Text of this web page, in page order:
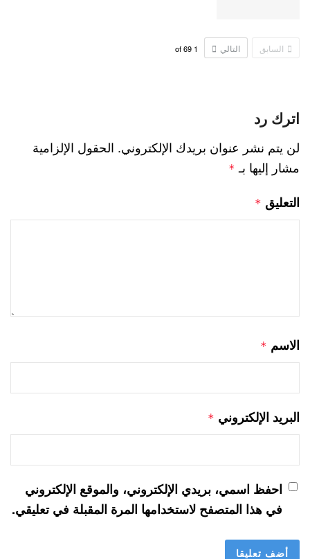
السابق التالي 1
69
اترك رد
لن يتم نشر عنوان بريدك الإلكتروني. الحقول الإلزامية
مشار إليها بـ *
التعليق *
الاسم *
البريد الإلكتروني *
احفظ اسمي، بريدي الإلكتروني، والموقع الإلكتروني
في هذا المتصفح لاستخدامها المرة المقبلة في تعليقي.